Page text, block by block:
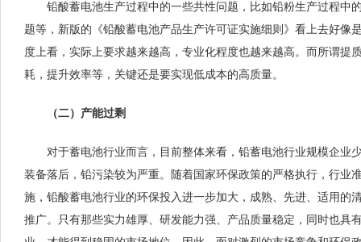
铅酸蓄电池生产过程中的一些共性问题，比如铅粉生产过程中
题等，新版的《铅酸蓄电池产品生产许可证实施细则》看上去好像
度上看，实际上要求越来越高，专业化程度也越来越高。而所谓提
耗，提升效率等，关键还是要实现低成本的高质量。
（二）产能过剩
对于蓄电池行业而言，目前整体来看，铅蓄电池行业规模企业
装备落后，铅污染较为严重。随着国家环保政策的严格执行，行业
施，铅酸蓄电池行业的环保投入进一步加大，成熟、先进、适用的
推广。只有那些实力雄厚、研发能力强、产品质量稳定，同时也具